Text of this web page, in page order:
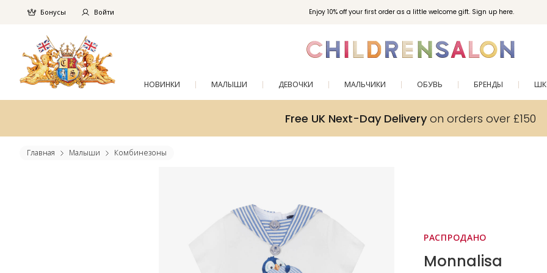
Enjoy 10% off your first order as a little welcome gift. Sign up here.
Бонусы Войти
НОВИНКИ МАЛЫШИ ДЕВОЧКИ МАЛЬЧИКИ ОБУВЬ БРЕНДЫ
Free UK Next-Day Deliveryon orders over £150
Главная Малыши Комбинезоны
РАСПРОДАНО
Monnalisa